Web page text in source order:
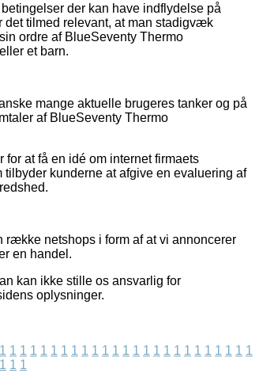
der kan have indflydelse på
det tilmed relevant, at man stadigvæk
ordre af BlueSeventy Thermo
et barn.
mange aktuelle brugeres tanker og på
af BlueSeventy Thermo
at få en idé om internet firmaets
kunderne at afgive en evaluering af
række netshops i form af at vi annoncerer
en handel.
kan ikke stille os ansvarlig for
oplysninger.
1 1 1 1 1 1 1 1 1 1 1 1 1 1 1 1 1 1 1 1 1 1 1 1 1
1 1 1